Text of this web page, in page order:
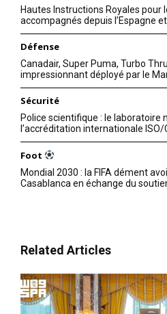
Hautes Instructions Royales pour
accompagnés depuis l’Espagne et
Défense
Canadair, Super Puma, Turbo
impressionnant déployé par le
Sécurité
Police scientifique : le laboratoire
l’accréditation internationale ISO/
Foot
Mondial 2030 : la FIFA dément
Casablanca en échange du
Related Articles